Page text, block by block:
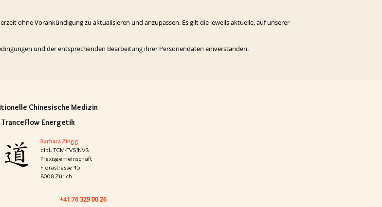
ohne Vorankündigung zu aktualisieren und anzupassen. Es gilt die jeweils aktuelle, auf unserer
und der entsprechenden Bearbeitung ihrer Personendaten einverstanden.
Chinesische Medizin
Energetik
Barbara Zingg
dipl. TCM-FVS/NVS
Praxisgemeinschaft
Florastrasse 45
8008 Zürich
+41 76 329 00 26​